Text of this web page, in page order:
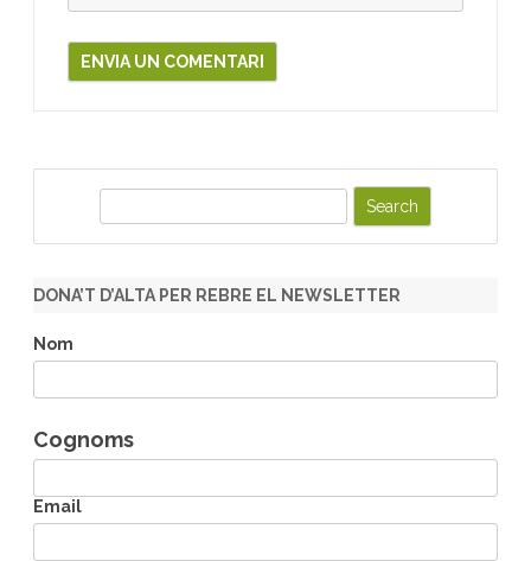
r
h
DONA’T D’ALTA PER REBRE EL NEWSLETTER
Nom
Cognoms
Email